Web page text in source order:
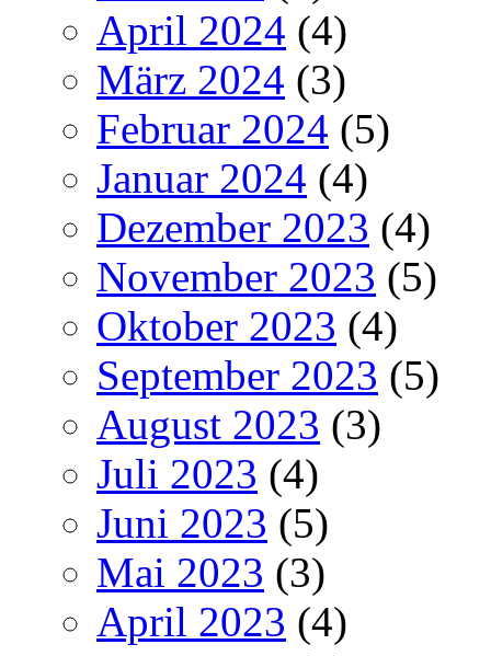
April 2024 (4)
März 2024 (3)
Februar 2024 (5)
Januar 2024 (4)
Dezember 2023 (4)
November 2023 (5)
Oktober 2023 (4)
September 2023 (5)
August 2023 (3)
Juli 2023 (4)
Juni 2023 (5)
Mai 2023 (3)
April 2023 (4)